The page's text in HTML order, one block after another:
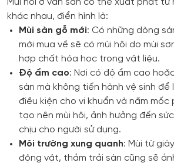
khác nhau, điển hình là:
Mùi sàn gỗ mới: Có những dòng
mới mua về sẽ có mùi hôi do mùi
hợp chất hóa học trong vật liệu.
Độ ẩm cao: Nơi có độ ẩm cao
sàn mà không tiến hành vệ sinh để
điều kiện cho vi khuẩn và nấm mốc
tạo nên mùi hôi, ảnh hưởng đến
chịu cho người sử dụng.
Môi trường xung quanh: Mùi từ
động vật, thảm trải sàn cũng sẽ